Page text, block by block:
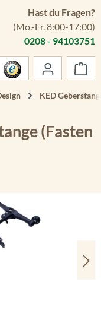
Hast du Fragen?
(Mo.-Fr. 8:00-17:00)
0208 - 94103751
KED
(Fasten